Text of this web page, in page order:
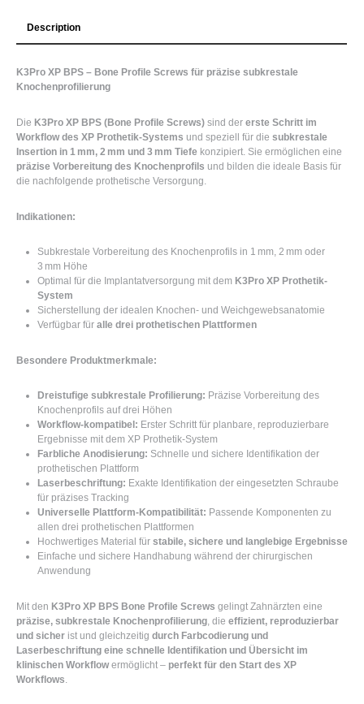
Description
K3Pro XP BPS – Bone Profile Screws für präzise subkrestale
Knochenprofilierung
Die K3Pro XP BPS (Bone Profile Screws) sind der erste Schritt im
Workflow des XP Prothetik-Systems und speziell für die subkrestale
Insertion in 1 mm, 2 mm und 3 mm Tiefe konzipiert. Sie ermöglichen eine
präzise Vorbereitung des Knochenprofils und bilden die ideale Basis für
die nachfolgende prothetische Versorgung.
Indikationen:
Subkrestale Vorbereitung des Knochenprofils in 1 mm, 2 mm oder
3 mm Höhe
Optimal für die Implantatversorgung mit dem K3Pro XP Prothetik-
System
Sicherstellung der idealen Knochen- und Weichgewebsanatomie
Verfügbar für alle drei prothetischen Plattformen
Besondere Produktmerkmale:
Dreistufige subkrestale Profilierung: Präzise Vorbereitung des
Knochenprofils auf drei Höhen
Workflow-kompatibel: Erster Schritt für planbare, reproduzierbare
Ergebnisse mit dem XP Prothetik-System
Farbliche Anodisierung: Schnelle und sichere Identifikation der
prothetischen Plattform
Laserbeschriftung: Exakte Identifikation der eingesetzten Schraube
für präzises Tracking
Universelle Plattform-Kompatibilität: Passende Komponenten zu
allen drei prothetischen Plattformen
Hochwertiges Material für stabile, sichere und langlebige Ergebnisse
Einfache und sichere Handhabung während der chirurgischen
Anwendung
Mit den K3Pro XP BPS Bone Profile Screws gelingt Zahnärzten eine
präzise, subkrestale Knochenprofilierung, die effizient, reproduzierbar
und sicher ist und gleichzeitig durch Farbcodierung und
Laserbeschriftung eine schnelle Identifikation und Übersicht im
klinischen Workflowermöglicht – perfekt für den Start des XP
Workflows.